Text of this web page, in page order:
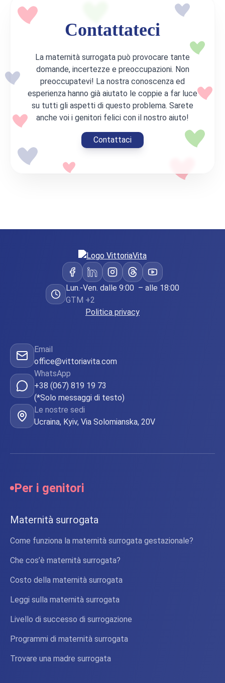
Contattateci
La maternità surrogata può provocare tante
domande, incertezze e preoccupazioni. Non
preoccupatevi! La nostra conoscenza ed
esperienza hanno già aiutato le coppie a far luce
su tutti gli aspetti di questo problema. Sarete
anche voi i genitori felici con il nostro aiuto!
Contattaci
Lun.-Ven. dalle 9:00 – alle 18:00
GTM +2
Politica privacy
Email
office@vittoriavita.com
WhatsApp
+38 (067) 819 19 73
(*Solo messaggi di testo)
Le nostre sedi
Ucraina, Kyiv, Via Solomianska, 20V
Per i genitori
Maternità surrogata
Come funziona la maternità surrogata gestazionale?
Che cos’è maternità surrogata?
Costo della maternità surrogata
Leggi sulla maternità surrogata
Livello di successo di surrogazione
Programmi di maternità surrogata
Trovare una madre surrogata